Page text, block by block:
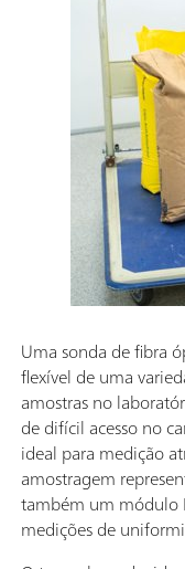
Uma sonda de fibra
flexível de uma
amostras no
de difícil acesso no
ideal para medição
amostragem
também um módulo
medições de